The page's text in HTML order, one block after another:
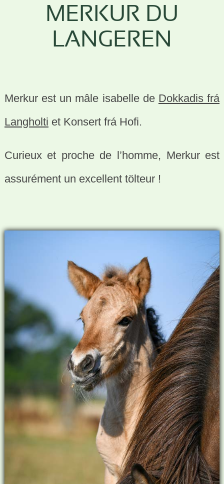
MERKUR DU
LANGEREN
Merkur est un mâle isabelle de Dokkadis frá
Langholti et Konsert frá Hofi.
Curieux et proche de l’homme, Merkur est
assurément un excellent tölteur !